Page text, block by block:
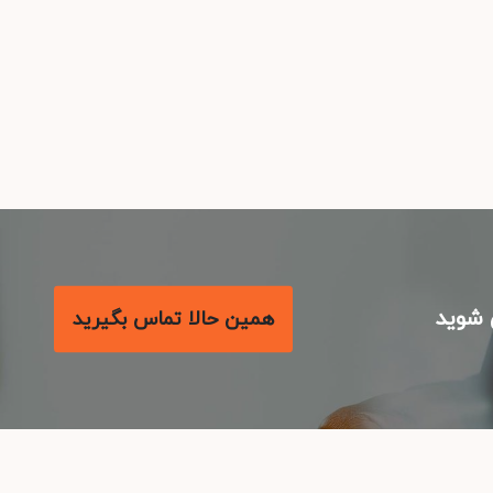
همین حالا تماس بگیرید